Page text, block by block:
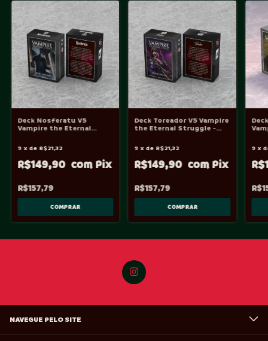
Deck Nosferatu V5
Vampire the Eternal
R$157,79
R$149,90
9 x de R$21,32
Deck Toreador V5 Vampire
the Eternal Struggle -
R$157,79
R$149,90
9 x de R$21,32 9 x
NAVEGUE PELO SITE